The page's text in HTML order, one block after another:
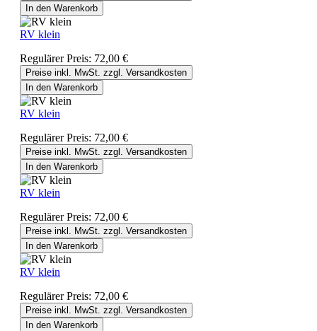
In den Warenkorb
RV klein
Regulärer Preis: 72,00 €
Preise inkl. MwSt. zzgl. Versandkosten
In den Warenkorb
RV klein
Regulärer Preis: 72,00 €
Preise inkl. MwSt. zzgl. Versandkosten
In den Warenkorb
RV klein
Regulärer Preis: 72,00 €
Preise inkl. MwSt. zzgl. Versandkosten
In den Warenkorb
RV klein
Regulärer Preis: 72,00 €
Preise inkl. MwSt. zzgl. Versandkosten
In den Warenkorb